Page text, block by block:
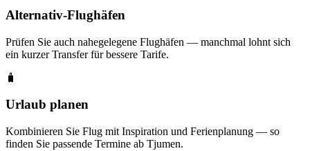
Alternativ-Flughäfen
Prüfen Sie auch nahegelegene Flughäfen — manchmal lohnt sich
ein kurzer Transfer für bessere Tarife.
🧳
Urlaub planen
Kombinieren Sie Flug mit Inspiration und Ferienplanung — so
finden Sie passende Termine ab Tjumen.